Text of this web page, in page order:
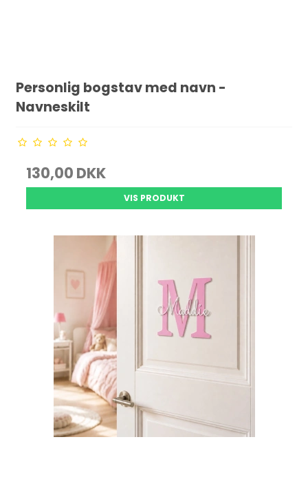
Personlig bogstav med navn -
Navneskilt
130,00 DKK
VIS PRODUKT